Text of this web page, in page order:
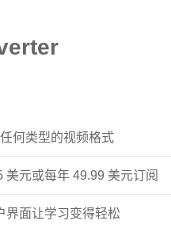
何类型的视频格式
美元或每年 49.99 美元订阅
界面让学习变得轻松